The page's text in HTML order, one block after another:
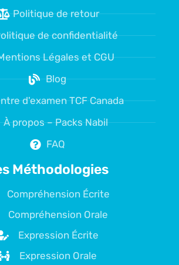
Politique de retour
de confidentialité
Légales et CGU
Blog
d'examen TCF Canada
À propos – Packs Nabil
FAQ
Méthodologies
Compréhension Écrite
Compréhension Orale
Expression Écrite
Expression Orale